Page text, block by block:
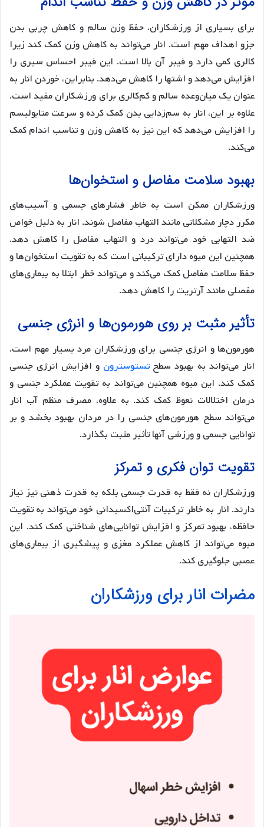
برای بسیاری از ورزشکاران، حفظ وزن سالم و کاهش چربی بدن
جزو اهداف مهم است. انار می‌تواند به کاهش وزن کمک کند زیرا
کالری کمی دارد و فیبر آن بالا است. این فیبر احساس سیری را
افزایش می‌دهد و اشتها را کاهش می‌دهد. بنابراین، خوردن انار به
عنوان یک میان‌وعده سالم و کم‌کالری برای ورزشکاران مفید است.
علاوه بر این، انار به سم‌زدایی بدن کمک کرده و سرعت متابولیسم
را افزایش می‌دهد که این نیز به کاهش وزن و تناسب اندام کمک
می‌کند.
بهبود سلامت مفاصل و استخوان‌ها
ورزشکاران ممکن است به خاطر فشارهای جسمی و آسیب‌های
مکرر دچار مشکلاتی مانند التهاب مفاصل شوند. انار به دلیل خواص
ضد التهابی خود می‌تواند درد و التهاب مفاصل را کاهش دهد.
همچنین این میوه دارای ترکیباتی است که به تقویت استخوان‌ها و
حفظ سلامت مفاصل کمک می‌کند و می‌تواند خطر ابتلا به بیماری‌های
مفصلی مانند آرتریت را کاهش دهد.
تأثیر مثبت بر روی هورمون‌ها و انرژی جنسی
هورمون‌ها و انرژی جنسی برای ورزشکاران مرد بسیار مهم است.
انار می‌تواند به بهبود سطحتستوسترون و افزایش انرژی جنسی
کمک کند. این میوه همچنین می‌تواند به تقویت عملکرد جنسی و
درمان اختلالات نعوظ کمک کند. به علاوه، مصرف منظم آب انار
می‌تواند سطح هورمون‌های جنسی را در مردان بهبود بخشد و بر
توانایی جسمی و ورزشی آنها تأثیر مثبت بگذارد.
تقویت توان فکری و تمرکز
ورزشکاران نه فقط به قدرت جسمی بلکه به قدرت ذهنی نیز نیاز
دارند. انار به خاطر ترکیبات آنتی‌اکسیدانی خود می‌تواند به تقویت
حافظه، بهبود تمرکز و افزایش توانایی‌های شناختی کمک کند. این
میوه می‌تواند از کاهش عملکرد مغزی و پیشگیری از بیماری‌های
عصبی جلوگیری کند.
مضرات انار برای ورزشکاران